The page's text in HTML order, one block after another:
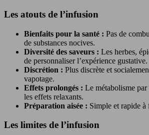
Les atouts de l’infusion
Bienfaits pour la santé : Pas de
de substances nocives.
Diversité des saveurs : Les herbes,
de personnaliser l’expérience gustative.
Discrétion : Plus discrète et
vapotage.
Effets prolongés : Le métabolisme
les effets relaxants.
Préparation aisée : Simple et rapide à
Les limites de l’infusion